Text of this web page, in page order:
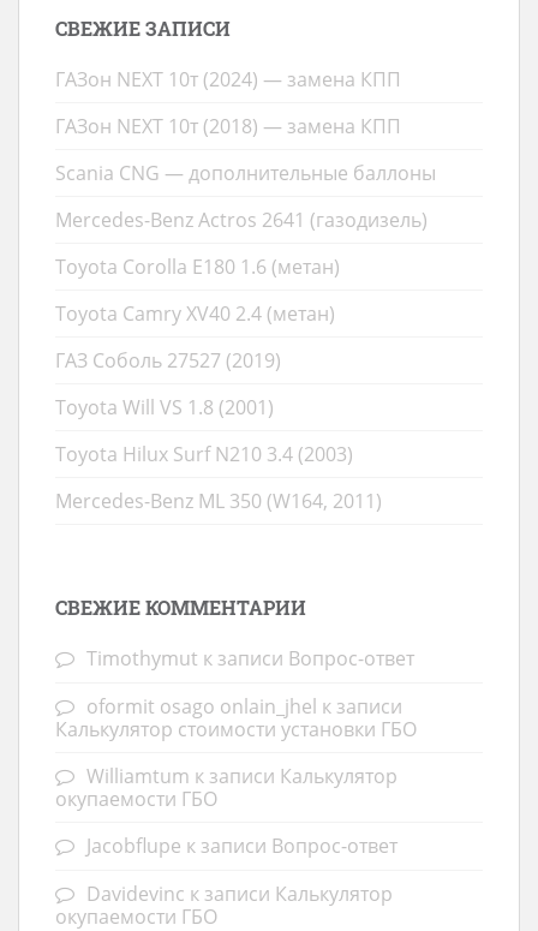
СВЕЖИЕ ЗАПИСИ
ГАЗон NEXT 10т (2024) — замена КПП
ГАЗон NEXT 10т (2018) — замена КПП
Scania CNG — дополнительные баллоны
Mercedes-Benz Actros 2641 (газодизель)
Toyota Corolla E180 1.6 (метан)
Toyota Camry XV40 2.4 (метан)
ГАЗ Соболь 27527 (2019)
Toyota Will VS 1.8 (2001)
Toyota Hilux Surf N210 3.4 (2003)
Mercedes-Benz ML 350 (W164, 2011)
СВЕЖИЕ КОММЕНТАРИИ
Timothymut к записи Вопрос-ответ
oformit osago onlain_jhel к записи
Калькулятор стоимости установки ГБО
Williamtum к записи Калькулятор
окупаемости ГБО
Jacobflupe к записи Вопрос-ответ
Davidevinc к записи Калькулятор
окупаемости ГБО